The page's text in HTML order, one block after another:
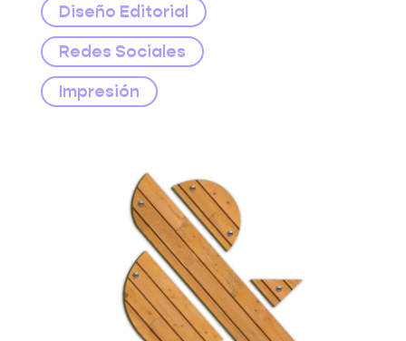
Diseño Editorial
Redes Sociales
Impresión